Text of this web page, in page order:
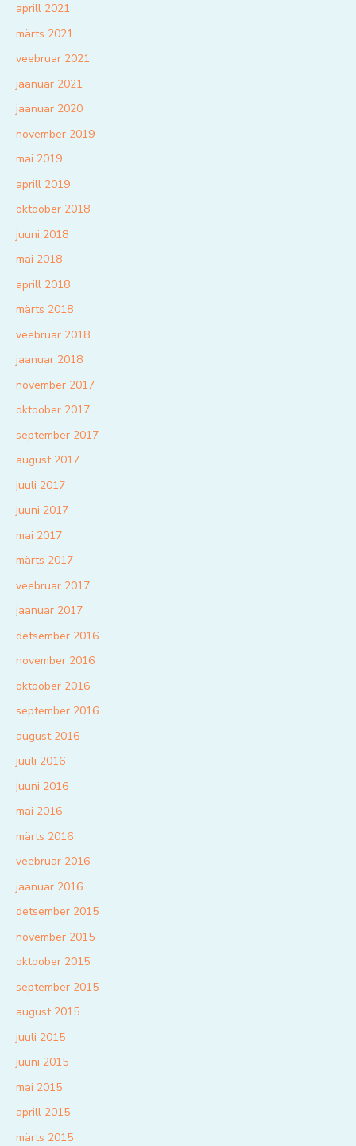
aprill 2021
märts 2021
veebruar 2021
jaanuar 2021
jaanuar 2020
november 2019
mai 2019
aprill 2019
oktoober 2018
juuni 2018
mai 2018
aprill 2018
märts 2018
veebruar 2018
jaanuar 2018
november 2017
oktoober 2017
september 2017
august 2017
juuli 2017
juuni 2017
mai 2017
märts 2017
veebruar 2017
jaanuar 2017
detsember 2016
november 2016
oktoober 2016
september 2016
august 2016
juuli 2016
juuni 2016
mai 2016
märts 2016
veebruar 2016
jaanuar 2016
detsember 2015
november 2015
oktoober 2015
september 2015
august 2015
juuli 2015
juuni 2015
mai 2015
aprill 2015
märts 2015